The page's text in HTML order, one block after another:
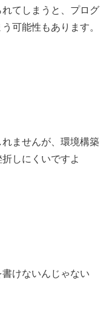
てしまうと、プログ
可能性もあります。
ませんが、環境構築
しにくいですよ
けないんじゃない